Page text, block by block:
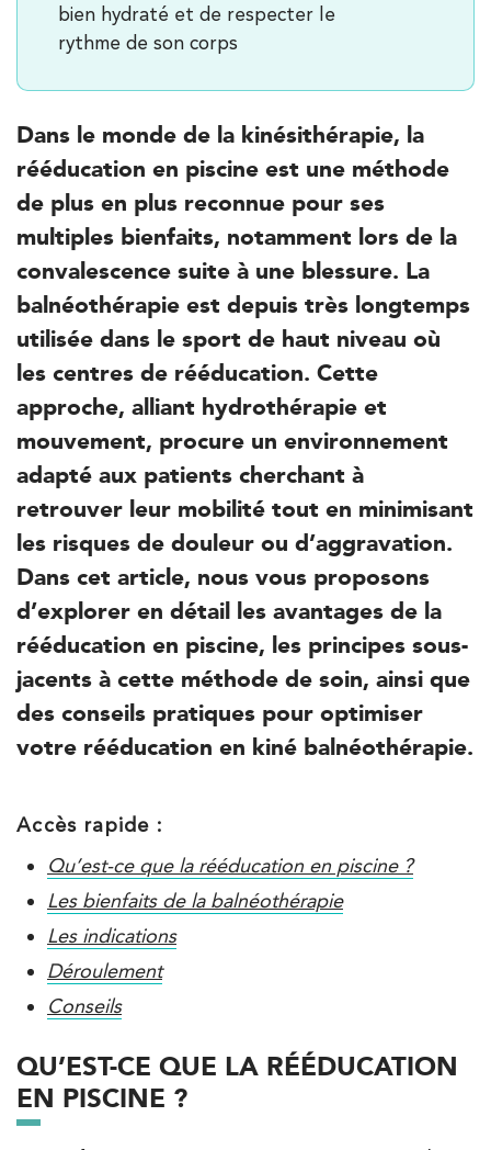
bien hydraté et de respecter le
rythme de son corps
Dans le monde de la kinésithérapie, la
rééducation en piscine est une méthode
de plus en plus reconnue pour ses
multiples bienfaits, notamment lors de la
convalescence suite à une blessure. La
balnéothérapie est depuis très longtemps
utilisée dans le sport de haut niveau où
les centres de rééducation. Cette
approche, alliant hydrothérapie et
mouvement, procure un environnement
adapté aux patients cherchant à
retrouver leur mobilité tout en minimisant
les risques de douleur ou d’aggravation.
Dans cet article, nous vous proposons
d’explorer en détail les avantages de la
rééducation en piscine, les principes sous-
jacents à cette méthode de soin, ainsi que
des conseils pratiques pour optimiser
votre rééducation en kiné balnéothérapie.
Accès rapide :
Qu’est-ce que la rééducation en piscine ?
Les bienfaits de la balnéothérapie
Les indications
Déroulement
Conseils
QU’EST-CE QUE LA RÉÉDUCATION
EN PISCINE ?
8 Avenue de Camoens 75116 Paris
8 Avenue de Camoens 75116 Paris
PRENDRE RDV
IK Paris 6 – Cassette
1 Rue Cassette 75006 Paris
1 Rue Cassette 75006 Paris
01 42 84 06 95
PRENDRE RDV
PRENDRE RDV
Kinésithérapie
IK Boulogne – 92
3 Av. André Morizet 92100 Boulogne-
Billancourt
3 Av. André Morizet 92100 Boulogne-
01 48 25 34 79
PRENDRE RDV
PRENDRE RDV
Kinésithérapie
IK Châtenay-Malabry – 92
380 Av. de la Division Leclerc 92290
Châtenay-Malabry
380 Av. de la Division Leclerc 92290
Châtenay-Malabry
01 43 50 05 24
PRENDRE RDV
Kinésithérapie